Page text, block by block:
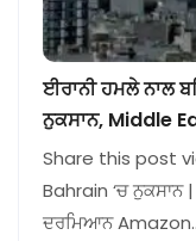
ਈਰਾਨੀ ਹਮਲੇ ਨਾਲ
ਨੁਕਸਾਨ, Middle
Share this post
Bahrain ‘ਚ ਨੁਕਸਾਨ
ਦਰਮਿਆਨ